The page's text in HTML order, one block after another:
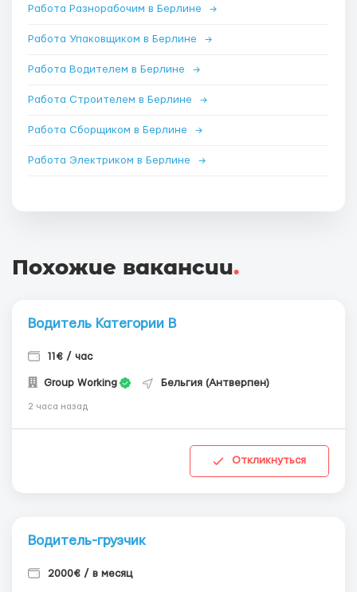
Работа Разнорабочим в Берлине →
Работа Упаковщиком в Берлине →
Работа Водителем в Берлине →
Работа Строителем в Берлине →
Работа Сборщиком в Берлине →
Работа Электриком в Берлине →
Похожие вакансии.
Водитель Категории В
11€ / час
Group Working Бельгия (Антверпен)
2 часа назад
Откликнуться
Водитель-грузчик
2000€ / в месяц